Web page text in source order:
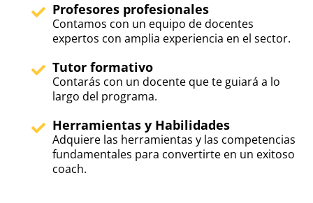
Profesores profesionales
Contamos con un equipo de docentes
expertos con amplia experiencia en el sector.
Tutor formativo
Contarás con un docente que te guiará a lo
largo del programa.
Herramientas y Habilidades
Adquiere las herramientas y las competencias
fundamentales para convertirte en un exitoso
coach.